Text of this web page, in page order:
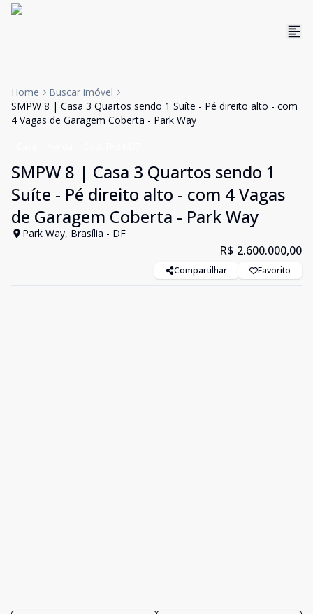
Home
Buscar imóvel
SMPW 8 | Casa 3 Quartos sendo 1 Suíte - Pé direito alto - com
4 Vagas de Garagem Coberta - Park Way
SMPW 8 | Casa 3 Quartos sendo 1
Suíte - Pé direito alto - com 4 Vagas
de Garagem Coberta - Park Way
Park Way, Brasília - DF
R$ 2.600.000,00
Compartilhar Favorito